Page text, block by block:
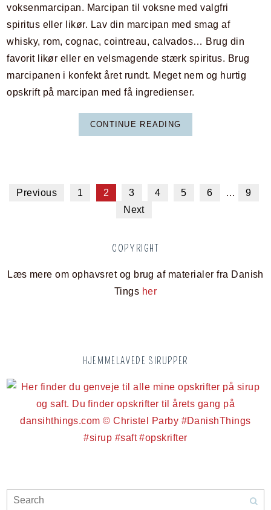
voksenmarcipan. Marcipan til voksne med valgfri
spiritus eller likør. Lav din marcipan med smag af
whisky, rom, cognac, cointreau, calvados… Brug din
favorit likør eller en velsmagende stærk spiritus. Brug
marcipanen i konfekt året rundt. Meget nem og hurtig
opskrift på marcipan med få ingredienser.
CONTINUE READING
Previous 1 2 3 4 5 6 …
9
Next
COPYRIGHT
Læs mere om ophavsret og brug af materialer fra Danish
Tings her
HJEMMELAVEDE SIRUPPER